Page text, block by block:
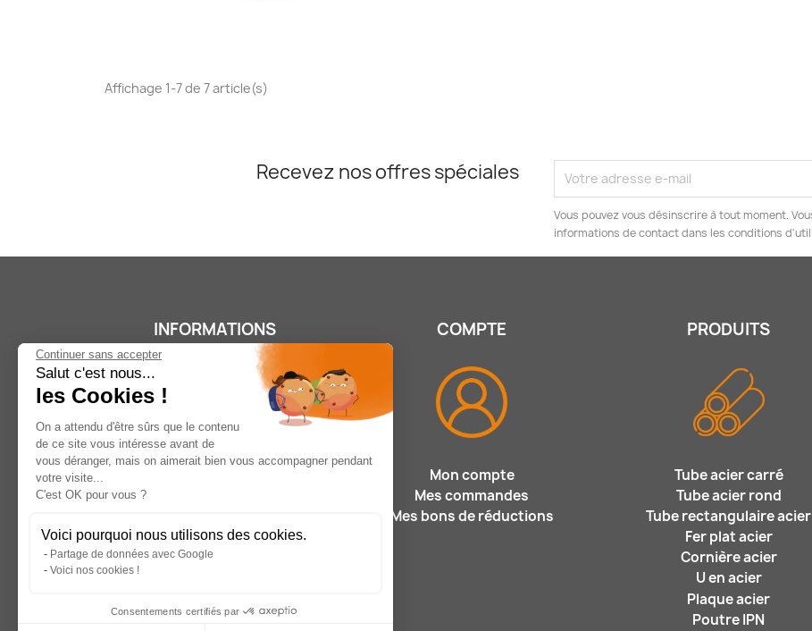
Continuer sans accepter
Salut c'est nous...
les Cookies !
On a attendu d'être sûrs que le contenu
de ce site vous intéresse avant de
vous déranger, mais on aimerait bien vous accompagner pendant
votre visite...
C'est OK pour vous ?
Voici pourquoi nous utilisons des cookies.
Partage de données avec Google
Voici nos cookies !
Consentements certifiés par
Affichage 1-7 de 7 article(s)
Recevez nos offres spéciales
Vous pouvez vous désinscrire à tout moment.
informations de contact dans les conditions
INFORMATIONS
Paiements sécurisés
Mentions légales
Retour, annulation et réclamation
Plan du site
COMPTE
Mon compte
Mes commandes
Mes bons de réductions
PRODUITS
Tube acier carré
Tube acier rond
Tube rectangulaire acier
Fer plat acier
Cornière acier
U en acier
Plaque acier
Poutre IPN